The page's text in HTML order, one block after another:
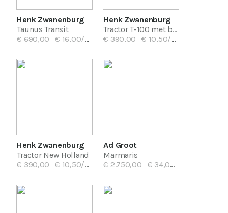
Henk Zwanenburg
Taunus Transit
€ 690,00
€ 16,00/mnd
Henk Zwanenburg
Tractor T-100 met beer
€ 390,00
€ 10,50/mnd
Henk Zwanenburg
Tractor New Holland
€ 390,00
€ 10,50/mnd
Ad Groot
Marmaris
€ 2.750,00
€ 34,00/mnd